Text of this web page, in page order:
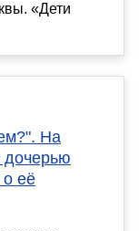
«Дети
На
дочерью
её